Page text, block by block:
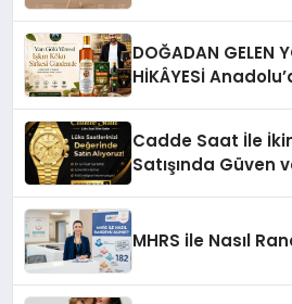
DOĞADAN GELEN
HİKÂYESİ
Cadde Saat İle
Satışında Güven
MHRS ile Nasıl